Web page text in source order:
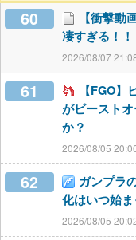
60
【衝撃動
凄すぎる！！
2026/08/07
61
【FGO
がビースト
か？
2026/08/05
62
ガンプラ
化はいつ始
2026/08/05